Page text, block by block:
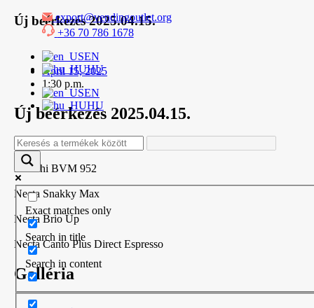
Zum
Inhalt
export@vendingoutlet.org
+36 70 786 1678
EN
HU
EN
HU
Exact matches only
Search in title
Search in content
Új beérkezés 2025.04.15.
April 15, 2025
1:30 p.m.
Új beérkezés 2025.04.15.
Bianchi BVM 972
Bianchi BVM 952
Necta Snakky Max
Necta Brio Up
Necta Canto Plus Direct Espresso
Galléria